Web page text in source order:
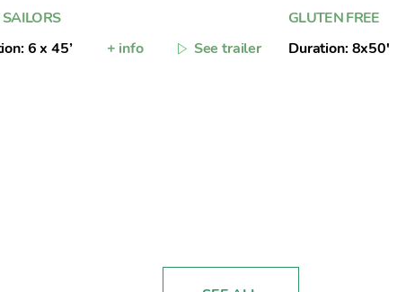
6 x 45’
+ info See trailer
GLUTEN FREE
Duration: 8x50'